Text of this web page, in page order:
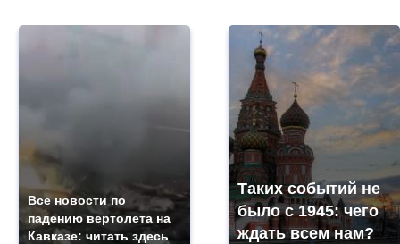
Все новости по
падению вертолета на
Кавказе: читать здесь
Таких событий не
было с 1945: чего
ждать всем нам?